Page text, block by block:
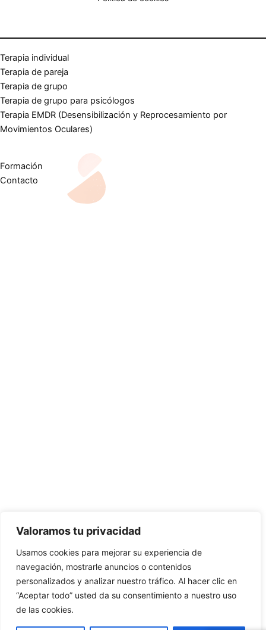
Valoramos tu privacidad
Usamos cookies para mejorar su experiencia de
navegación, mostrarle anuncios o contenidos
personalizados y analizar nuestro tráfico. Al hacer clic en
“Aceptar todo” usted da su consentimiento a nuestro uso
de las cookies.
Terapia individual
Terapia de pareja
Terapia de grupo
Terapia de grupo para psicólogos
Terapia EMDR (Desensibilización y Reprocesamiento por
Movimientos Oculares)
Formación
Contacto